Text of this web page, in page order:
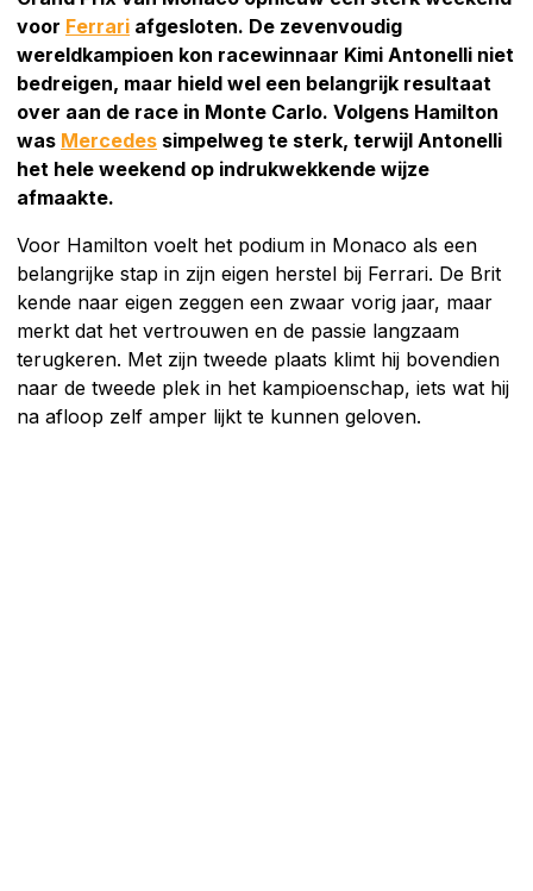
voor Ferrari afgesloten. De zevenvoudig
wereldkampioen kon racewinnaar Kimi Antonelli niet
bedreigen, maar hield wel een belangrijk resultaat
over aan de race in Monte Carlo. Volgens Hamilton
was Mercedes simpelweg te sterk, terwijl Antonelli
het hele weekend op indrukwekkende wijze
afmaakte.
Voor Hamilton voelt het podium in Monaco als een
belangrijke stap in zijn eigen herstel bij Ferrari. De Brit
kende naar eigen zeggen een zwaar vorig jaar, maar
merkt dat het vertrouwen en de passie langzaam
terugkeren. Met zijn tweede plaats klimt hij bovendien
naar de tweede plek in het kampioenschap, iets wat hij
na afloop zelf amper lijkt te kunnen geloven.